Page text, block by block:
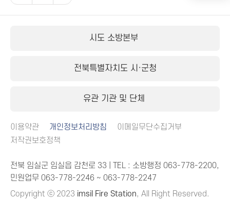
시도 소방본부
전북특별자치도 시·군청
유관 기관 및 단체
이용약관 개인정보처리방침
이메일무단수집거부
저작권보호정책
전북 임실군 임실읍 감천로 33 | TEL : 소방행정 063-778-2200,
민원업무 063-778-2246 ~ 063-778-2247
Copyright ⓒ 2023 imsil Fire Station, All Right Reserved.